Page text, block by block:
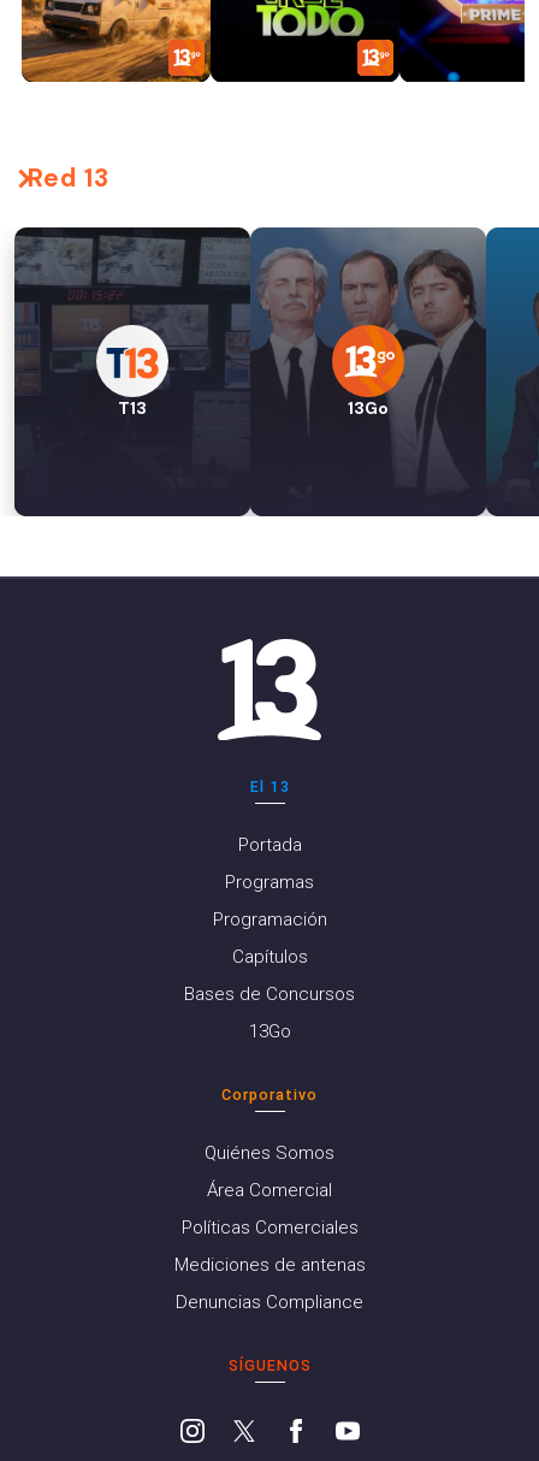
Red 13
T13 13Go
El 13
Portada
Programas
Programación
Capítulos
Bases de Concursos
13Go
Corporativo
Quiénes Somos
Área Comercial
Políticas Comerciales
Mediciones de antenas
Denuncias Compliance
SÍGUENOS